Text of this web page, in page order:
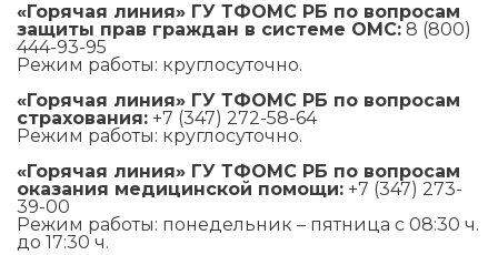
«Горячая линия» ГУ ТФОМС РБ по вопросам
защиты прав граждан в системе ОМС: 8 (800)
444-93-95
Режим работы: круглосуточно.
«Горячая линия» ГУ ТФОМС РБ по вопросам
страхования: +7 (347) 272-58-64
Режим работы: круглосуточно.
«Горячая линия» ГУ ТФОМС РБ по вопросам
оказания медицинской помощи: +7 (347) 273-
39-00
Режим работы: понедельник – пятница с 08:30 ч.
до 17:30 ч.